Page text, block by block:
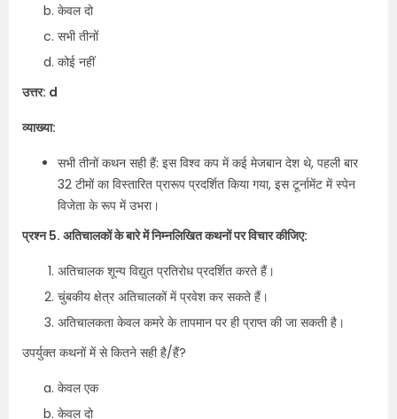
केवल दो
सभी तीनों
कोई नहीं
उत्तर: d
व्याख्या:
सभी तीनों कथन सही हैं: इस विश्व कप में कई मेजबान देश थे, पहली बार
32 टीमों का विस्तारित प्रारूप प्रदर्शित किया गया, इस टूर्नामेंट में स्पेन
विजेता के रूप में उभरा।
प्रश्न 5. अतिचालकों के बारे में निम्नलिखित कथनों पर विचार कीजिए:
अतिचालक शून्य विद्युत प्रतिरोध प्रदर्शित करते हैं।
चुंबकीय क्षेत्र अतिचालकों में प्रवेश कर सकते हैं।
अतिचालकता केवल कमरे के तापमान पर ही प्राप्त की जा सकती है।
उपर्युक्त कथनों में से कितने सही है/हैं?
केवल एक
केवल दो